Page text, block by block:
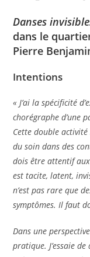
Danses
dans le
Pierre
Intentions
« J’ai la spécificité
chorégraphe d’une
Cette double
du soin dans des
dois être attentif
est tacite, latent,
n’est pas rare que
symptômes. Il faut
Dans une
pratique. J’essaie